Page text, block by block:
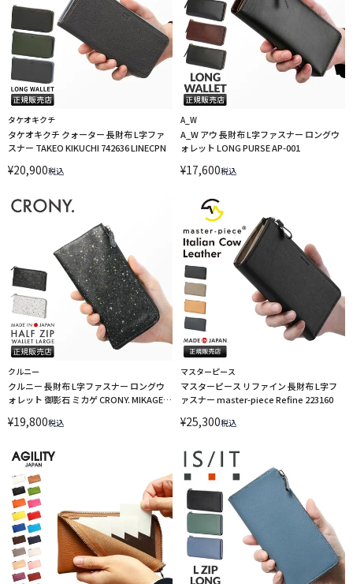
タケオキクチ
タケオキクチ クォーター 長財布 L字ファ
スナー TAKEO KIKUCHI 742636 LINECPN
¥20,900税込
A_W
A_W アウ 長財布 L字ファスナー ロングウ
ォレット LONG PURSE AP-001
¥17,600税込
クルニー
クルニー 長財布 L字ファスナー ロングウ
ォレット 御影石 ミカゲ CRONY. MIKAGE
¥19,800税込
マスターピース
マスターピース リファイン 長財布 L字フ
ァスナー master-piece Refine 223160
¥25,300税込